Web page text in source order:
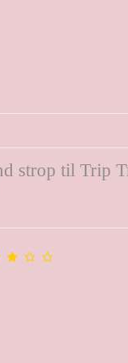
strop til Trip